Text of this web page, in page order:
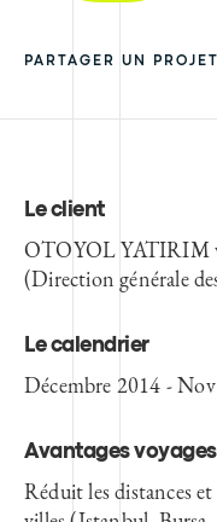
PARTAGER UN PROJET
Le client
OTOYOL YATIRIM
(Direction générale
Le calendrier
Décembre 2014 -
Avantages voyages
Réduit les distances